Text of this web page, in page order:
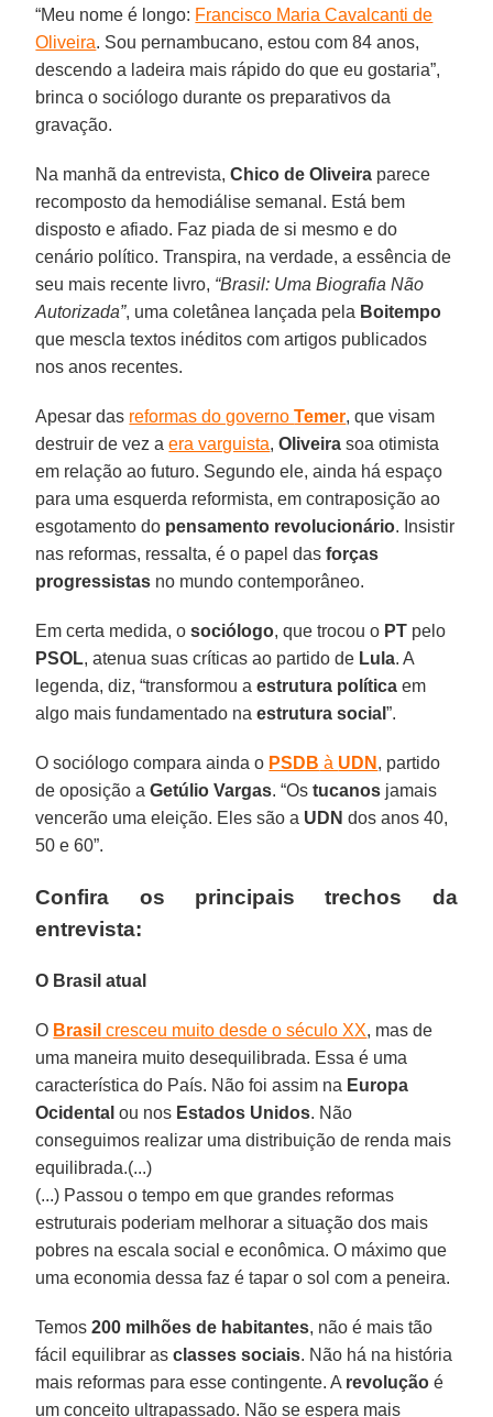
“Meu nome é longo: Francisco Maria Cavalcanti de
Oliveira. Sou pernambucano, estou com 84 anos,
descendo a ladeira mais rápido do que eu gostaria”,
brinca o sociólogo durante os preparativos da
gravação.
Na manhã da entrevista,Chico de Oliveira parece
recomposto da hemodiálise semanal. Está bem
disposto e afiado. Faz piada de si mesmo e do
cenário político. Transpira, na verdade, a essência de
seu mais recente livro, “Brasil: Uma Biografia Não
Autorizada”, uma coletânea lançada pela Boitempo
que mescla textos inéditos com artigos publicados
nos anos recentes.
Apesar das reformas do governoTemer, que visam
destruir de vez aera varguista,Oliveira soa otimista
em relação ao futuro. Segundo ele, ainda há espaço
para uma esquerda reformista, em contraposição ao
esgotamento do pensamento revolucionário. Insistir
nas reformas, ressalta, é o papel dasforças
progressistas no mundo contemporâneo.
Em certa medida, osociólogo, que trocou o PT pelo
PSOL, atenua suas críticas ao partido de Lula. A
legenda, diz, “transformou aestrutura política em
algo mais fundamentado naestrutura social”.
O sociólogo compara ainda o PSDB à UDN , partido
de oposição aGetúlio Vargas. “Ostucanos jamais
vencerão uma eleição. Eles são a UDN dos anos 40,
50 e 60”.
Confira os principais trechos da
entrevista:
O Brasil atual
O Brasil cresceu muito desde o século XX, mas de
uma maneira muito desequilibrada. Essa é uma
característica do País. Não foi assim na Europa
Ocidental ou nos Estados Unidos. Não
conseguimos realizar uma distribuição de renda mais
equilibrada.(...)
(...) Passou o tempo em que grandes reformas
estruturais poderiam melhorar a situação dos mais
pobres na escala social e econômica. O máximo que
uma economia dessa faz é tapar o sol com a peneira.
Temos200 milhões de habitantes, não é mais tão
fácil equilibrar asclasses sociais. Não há na história
mais reformas para esse contingente. A revolução é
um conceito ultrapassado. Não se espera mais